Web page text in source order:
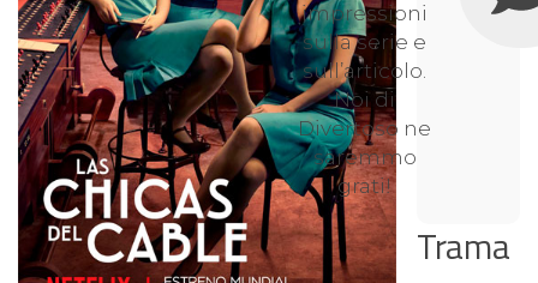
impressioni
sulla serie e
sull’articolo.
Noi di
Divertoso ne
saremmo
grati!
Trama